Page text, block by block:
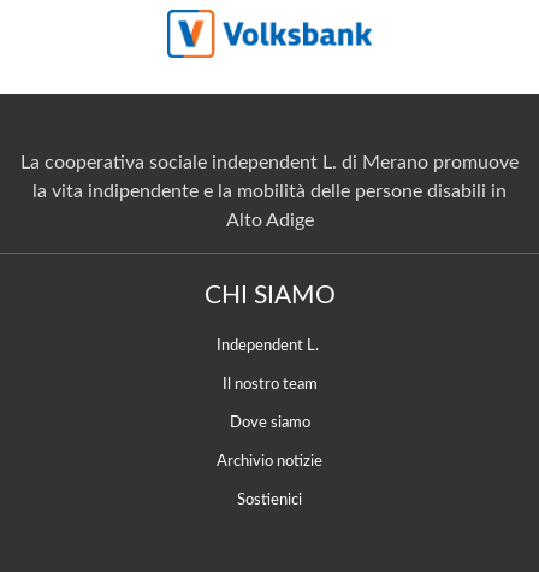
La cooperativa sociale independent L. di Merano promuove
la vita indipendente e la mobilità delle persone disabili in
Alto Adige
CHI SIAMO
Independent L.
Il nostro team
Dove siamo
Archivio notizie
Sostienici